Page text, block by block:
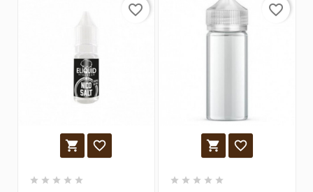
 
    
favorite_border
 
    
favorite_border